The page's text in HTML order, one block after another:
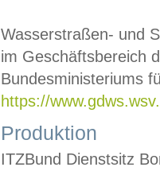
Wasserstraßen- und
im Geschäftsbereich
Bundesministeriums
https://
Produktion
ITZBund Dienstsitz